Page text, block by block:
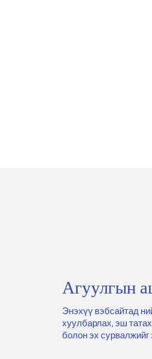
Агуулгын
Энэхүү вэбсайтад
хуулбарлах, эш
болон эх сурвалжийг